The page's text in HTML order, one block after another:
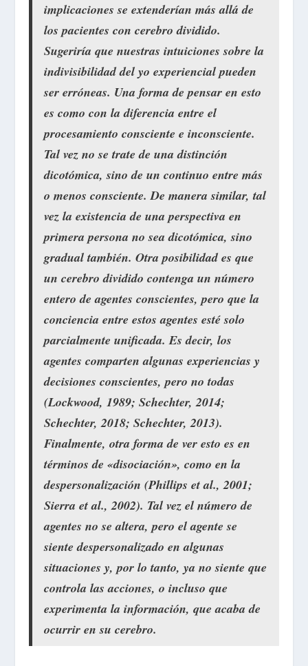
implicaciones se extenderían más allá de
los pacientes con cerebro dividido.
Sugeriría que nuestras intuiciones sobre la
indivisibilidad del yo experiencial pueden
ser erróneas. Una forma de pensar en esto
es como con la diferencia entre el
procesamiento consciente e inconsciente.
Tal vez no se trate de una distinción
dicotómica, sino de un continuo entre más
o menos consciente. De manera similar, tal
vez la existencia de una perspectiva en
primera persona no sea dicotómica, sino
gradual también. Otra posibilidad es que
un cerebro dividido contenga un número
entero de agentes conscientes, pero que la
conciencia entre estos agentes esté solo
parcialmente unificada. Es decir, los
agentes comparten algunas experiencias y
decisiones conscientes, pero no todas
(Lockwood, 1989; Schechter, 2014;
Schechter, 2018; Schechter, 2013).
Finalmente, otra forma de ver esto es en
términos de «disociación», como en la
despersonalización (Phillips et al., 2001;
Sierra et al., 2002). Tal vez el número de
agentes no se altera, pero el agente se
siente despersonalizado en algunas
situaciones y, por lo tanto, ya no siente que
controla las acciones, o incluso que
experimenta la información, que acaba de
ocurrir en su cerebro.